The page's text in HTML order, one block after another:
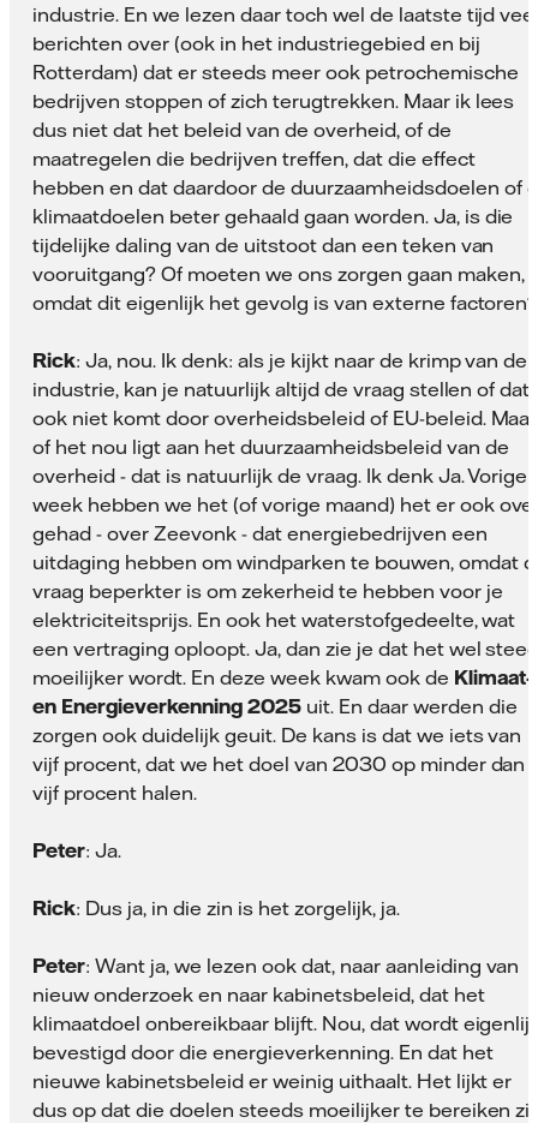
industrie. En we lezen daar toch wel de laatste tijd
berichten over (ook in het industriegebied en bij
Rotterdam) dat er steeds meer ook petrochemische
bedrijven stoppen of zich terugtrekken. Maar ik lees
dus niet dat het beleid van de overheid, of de
maatregelen die bedrijven treffen, dat die effect
hebben en dat daardoor de duurzaamheidsdoelen of
klimaatdoelen beter gehaald gaan worden. Ja, is die
tijdelijke daling van de uitstoot dan een teken van
vooruitgang? Of moeten we ons zorgen gaan maken,
omdat dit eigenlijk het gevolg is van externe factoren?
Rick: Ja, nou. Ik denk: als je kijkt naar de krimp van de
industrie, kan je natuurlijk altijd de vraag stellen of dat
ook niet komt door overheidsbeleid of EU-beleid. Maar
of het nou ligt aan het duurzaamheidsbeleid van de
overheid - dat is natuurlijk de vraag. Ik denk Ja. Vorige
week hebben we het (of vorige maand) het er ook
gehad - over Zeevonk - dat energiebedrijven een
uitdaging hebben om windparken te bouwen, omdat
vraag beperkter is om zekerheid te hebben voor je
elektriciteitsprijs. En ook het waterstofgedeelte, wat
een vertraging oploopt. Ja, dan zie je dat het wel
moeilijker wordt. En deze week kwam ook de Klimaat-
en Energieverkenning 2025uit. En daar werden die
zorgen ook duidelijk geuit. De kans is dat we iets van
vijf procent, dat we het doel van 2030 op minder dan
vijf procent halen.
Peter: Ja.
Rick: Dus ja, in die zin is het zorgelijk, ja.
Peter: Want ja, we lezen ook dat, naar aanleiding van
nieuw onderzoek en naar kabinetsbeleid, dat het
klimaatdoel onbereikbaar blijft. Nou, dat wordt
bevestigd door die energieverkenning. En dat het
nieuwe kabinetsbeleid er weinig uithaalt. Het lijkt er
dus op dat die doelen steeds moeilijker te bereiken